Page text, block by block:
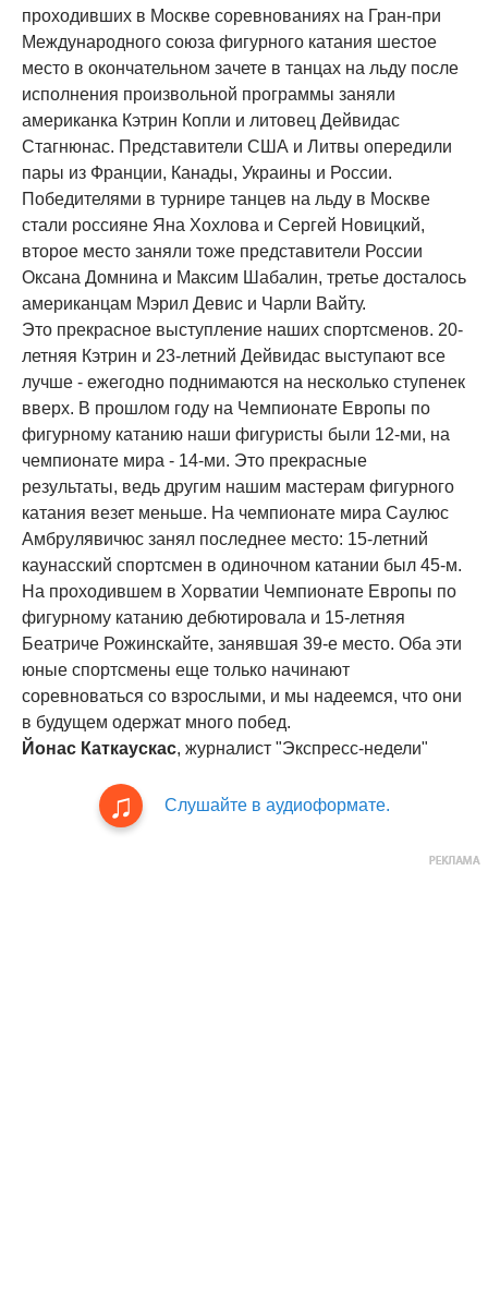
проходивших в Москве соревнованиях на Гран-при
Международного союза фигурного катания шестое
место в окончательном зачете в танцах на льду после
исполнения произвольной программы заняли
американка Кэтрин Копли и литовец Дейвидас
Стагнюнас. Представители США и Литвы опередили
пары из Франции, Канады, Украины и России.
Победителями в турнире танцев на льду в Москве
стали россияне Яна Хохлова и Сергей Новицкий,
второе место заняли тоже представители России
Оксана Домнина и Максим Шабалин, третье досталось
американцам Мэрил Девис и Чарли Вайту.
Это прекрасное выступление наших спортсменов. 20-
летняя Кэтрин и 23-летний Дейвидас выступают все
лучше - ежегодно поднимаются на несколько ступенек
вверх. В прошлом году на Чемпионате Европы по
фигурному катанию наши фигуристы были 12-ми, на
чемпионате мира - 14-ми. Это прекрасные
результаты, ведь другим нашим мастерам фигурного
катания везет меньше. На чемпионате мира Саулюс
Амбрулявичюс занял последнее место: 15-летний
каунасский спортсмен в одиночном катании был 45-м.
На проходившем в Хорватии Чемпионате Европы по
фигурному катанию дебютировала и 15-летняя
Беатриче Рожинскайте, занявшая 39-е место. Оба эти
юные спортсмены еще только начинают
соревноваться со взрослыми, и мы надеемся, что они
в будущем одержат много побед.
Йонас Каткаускас, журналист "Экспресс-недели"
Слушайте в аудиоформате.